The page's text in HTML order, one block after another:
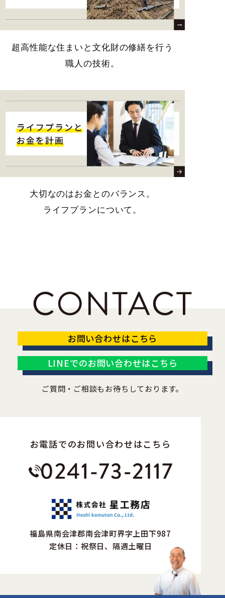
超高性能な住まいと文化財の修繕を行う
職人の技術。
大切なのはお金とのバランス。
ライフプランについて。
お問い合わせはこちら
LINEでのお問い合わせはこちら
ご質問・ご相談もお待ちしております。
お電話でのお問い合わせはこちら
福島県南会津郡南会津町界字上田下987
定休日：祝祭日、隔週土曜日